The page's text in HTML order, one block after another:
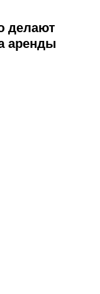
делают
аренды